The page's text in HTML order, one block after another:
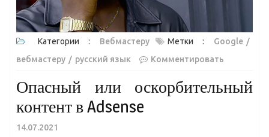
Категории : Вебмастеру Метки : Google
вебмастеру
русский язык Комментировать
Опасный или оскорбительный
контент в Adsense
14.07.2021